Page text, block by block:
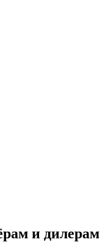
и дилерам